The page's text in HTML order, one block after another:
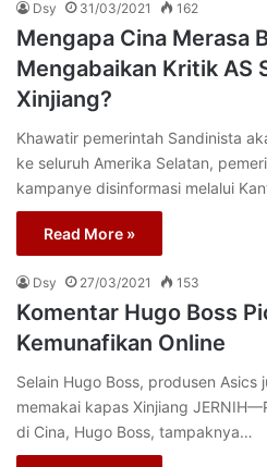
Dsy 31/03/2021 162
Mengapa Cina Merasa
Mengabaikan Kritik AS
Xinjiang?
Khawatir pemerintah Sandinista
ke seluruh Amerika Selatan,
kampanye disinformasi melalui
Read More »
Dsy 27/03/2021 153
Komentar Hugo Boss
Kemunafikan Online
Selain Hugo Boss, produsen
memakai kapas Xinjiang
di Cina, Hugo Boss, tampaknya…